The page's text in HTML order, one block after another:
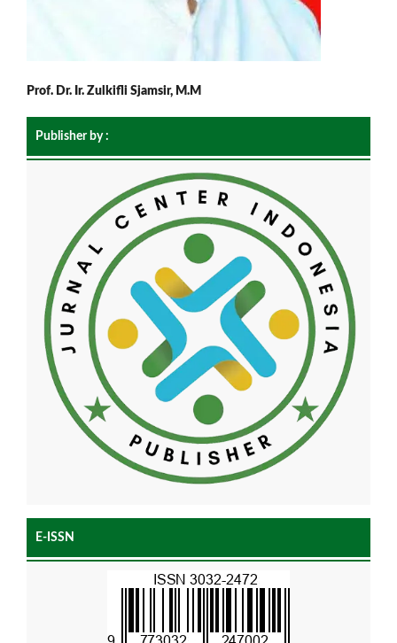
Prof. Dr. Ir. Zulkifli Sjamsir, M.M
Publisher by :
E-ISSN